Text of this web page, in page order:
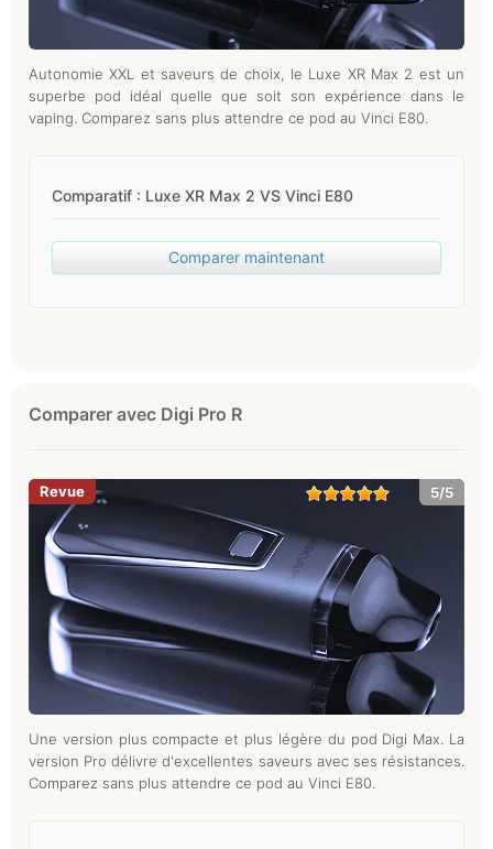
Autonomie XXL et saveurs de choix, le Luxe XR Max 2 est un
superbe pod idéal quelle que soit son expérience dans le
vaping. Comparez sans plus attendre ce pod au Vinci E80.
Comparatif : Luxe XR Max 2 VS Vinci E80
Comparer maintenant
Comparer avec Digi Pro R
5/5
Une version plus compacte et plus légère du pod Digi Max. La
version Pro délivre d'excellentes saveurs avec ses résistances.
Comparez sans plus attendre ce pod au Vinci E80.